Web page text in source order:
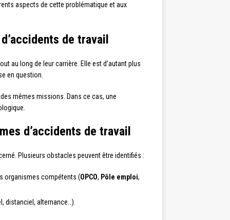
aspects de cette problématique et aux
de travail
au long de leur carrière. Elle est d’autant plus
en question.
mêmes missions. Dans ce cas, une
d’accidents de travail
Plusieurs obstacles peuvent être identifiés :
organismes compétents (OPCO, Pôle emploi,
distanciel, alternance…).